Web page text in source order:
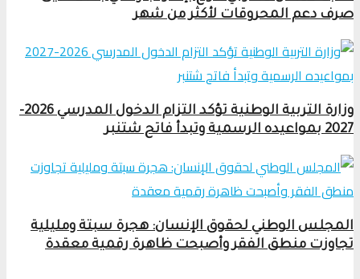
صرف دعم المحروقات لأكثر من شهر
وزارة التربية الوطنية تؤكد التزام الدخول المدرسي 2026-
2027 بمواعيده الرسمية وتبدأ فاتح شتنبر
المجلس الوطني لحقوق الإنسان: هجرة سبتة ومليلية
تجاوزت منطق الفقر وأصبحت ظاهرة رقمية معقدة